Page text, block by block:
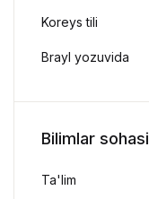
Koreys tili
Brayl yozuvida
Bilimlar sohasi
Ta'lim